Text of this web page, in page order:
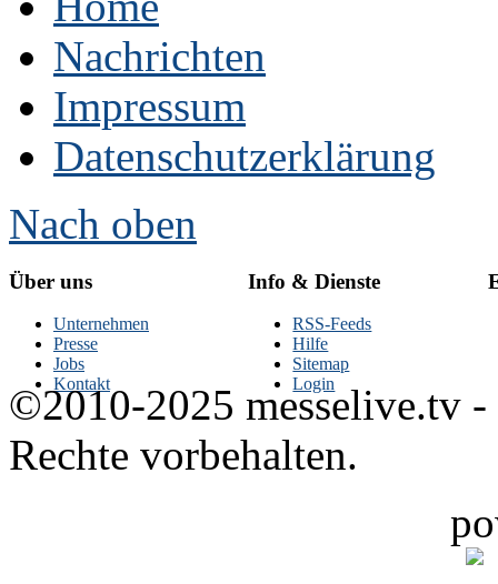
Nachrichten
Impressum
Datenschutzerklärung
Nach oben
Über uns
Unternehmen
Presse
Jobs
Kontakt
Info & Dienste
RSS-Feeds
Hilfe
Sitemap
Login
©2010-2025 messelive.tv -
Rechte vorbehalten.